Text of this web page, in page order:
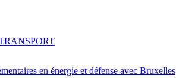
en énergie et défense avec Bruxelles